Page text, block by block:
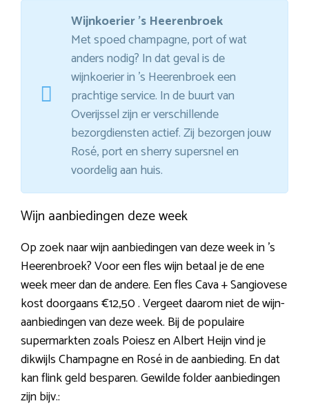
Wijnkoerier ’s Heerenbroek
Met spoed champagne, port of wat
anders nodig? In dat geval is de
wijnkoerier in ’s Heerenbroek een
prachtige service. In de buurt van
Overijssel zijn er verschillende
bezorgdiensten actief. Zij bezorgen jouw
Rosé, port en sherry supersnel en
voordelig aan huis.
Wijn aanbiedingen deze week
Op zoek naar wijn aanbiedingen van deze week in ’s
Heerenbroek? Voor een fles wijn betaal je de ene
week meer dan de andere. Een fles Cava + Sangiovese
kost doorgaans €12,50 . Vergeet daarom niet de wijn-
aanbiedingen van deze week. Bij de populaire
supermarkten zoals Poiesz en Albert Heijn vind je
dikwijls Champagne en Rosé in de aanbieding. En dat
kan flink geld besparen. Gewilde folder aanbiedingen
zijn bijv.: